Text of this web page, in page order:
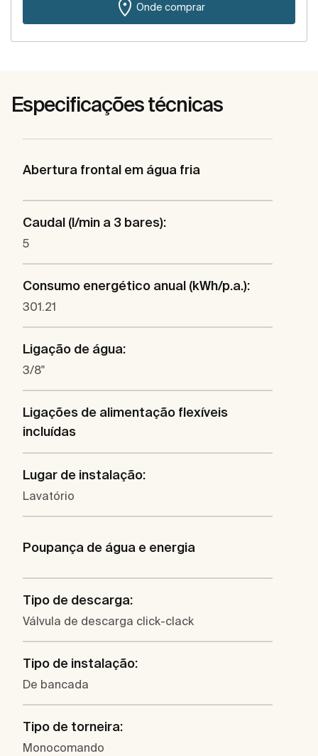
Onde comprar
Especificações técnicas
Abertura frontal em água fria
Caudal (l/min a 3 bares):
5
Consumo energético anual (kWh/p.a.):
301.21
Ligação de água:
3/8"
Ligações de alimentação flexíveis
incluídas
Lugar de instalação:
Lavatório
Poupança de água e energia
Tipo de descarga:
Válvula de descarga click-clack
Tipo de instalação:
De bancada
Tipo de torneira:
Monocomando